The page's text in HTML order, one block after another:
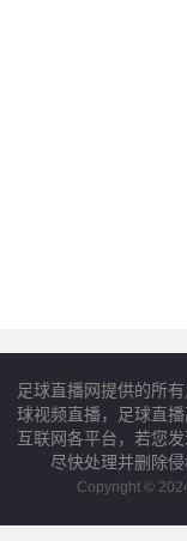
足球直播网提供的所
球视频直播，足球直
互联网各平台，若您
尽快处理并删除
Copyright ©